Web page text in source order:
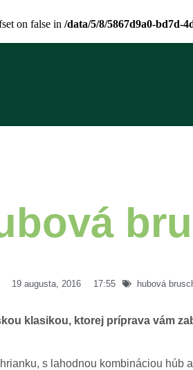
on false in /data/5/8/5867d9a0-bd7d-
19 augusta, 2016 17:55 hubová
klasikou, ktorej príprava vám
s lahodnou kombináciou húb